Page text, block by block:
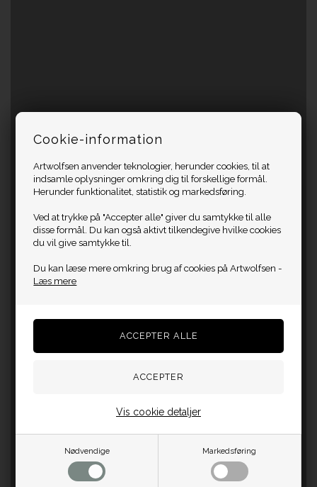
Cookie-information
Artwolfsen anvender teknologier, herunder cookies, til at
indsamle oplysninger omkring dig til forskellige formål.
Herunder funktionalitet, statistik og markedsføring.
Ved at trykke på "Accepter alle" giver du samtykke til alle
disse formål. Du kan også aktivt tilkendegive hvilke cookies
du vil give samtykke til.
Du kan læse mere omkring brug af cookies på Artwolfsen -
Læs mere
Nødvendige Markedsføring
Vis cookie detaljer